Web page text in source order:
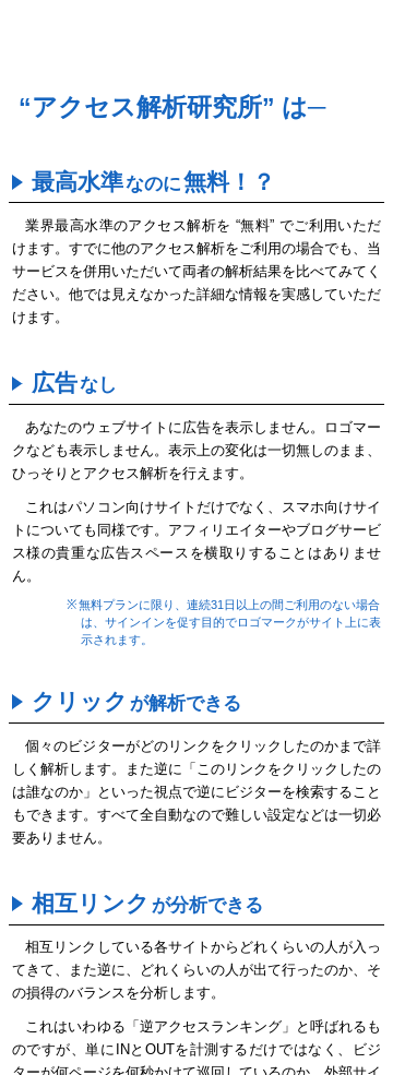
“アクセス解析研究所” は─
最高水準なのに無料！？
業界最高水準のアクセス解析を “無料” でご利用いただ
けます。すでに他のアクセス解析をご利用の場合でも、当
サービスを併用いただいて両者の解析結果を比べてみてく
ださい。他では見えなかった詳細な情報を実感していただ
けます。
広告なし
あなたのウェブサイトに広告を表示しません。ロゴマー
クなども表示しません。表示上の変化は一切無しのまま、
ひっそりとアクセス解析を行えます。
これはパソコン向けサイトだけでなく、スマホ向けサイ
トについても同様です。アフィリエイターやブログサービ
ス様の貴重な広告スペースを横取りすることはありませ
ん。
無料プランに限り、連続31日以上の間ご利用のない場合
は、サインインを促す目的でロゴマークがサイト上に表
示されます。
クリック が解析できる
個々のビジターがどのリンクをクリックしたのかまで詳
しく解析します。また逆に「このリンクをクリックしたの
は誰なのか」といった視点で逆にビジターを検索すること
もできます。すべて全自動なので難しい設定などは一切必
要ありません。
相互リンク が分析できる
相互リンクしている各サイトからどれくらいの人が入っ
てきて、また逆に、どれくらいの人が出て行ったのか、そ
の損得のバランスを分析します。
これはいわゆる「逆アクセスランキング」と呼ばれるも
のですが、単にINとOUTを計測するだけではなく、ビジ